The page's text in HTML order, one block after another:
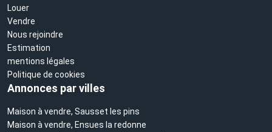
Louer
Vendre
Nous rejoindre
Estimation
mentions légales
Politique de cookies
Annonces par villes
Maison à vendre, Sausset les pins
Maison à vendre, Ensues la redonne